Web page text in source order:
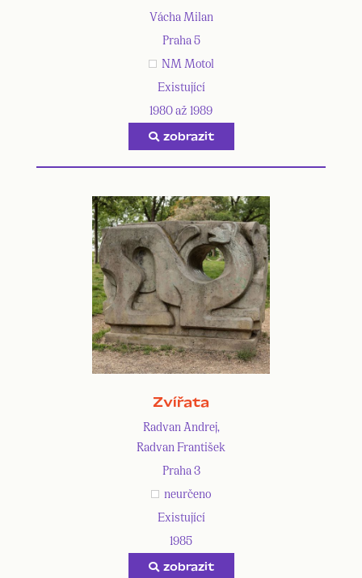
Vácha Milan
Praha 5
NM Motol
Existující
1980 až 1989
zobrazit
Zvířata
Radvan Andrej,
Radvan František
Praha 3
neurčeno
Existující
1985
zobrazit